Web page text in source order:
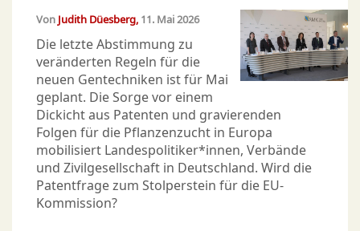
Von Judith Düesberg 11. Mai 2026
Die letzte Abstimmung zu
veränderten Regeln für die
neuen Gentechniken ist für Mai
geplant. Die Sorge vor einem
Dickicht aus Patenten und gravierenden
Folgen für die Pflanzenzucht in Europa
mobilisiert Landespolitiker*innen, Verbände
und Zivilgesellschaft in Deutschland. Wird die
Patentfrage zum Stolperstein für die EU-
Kommission?